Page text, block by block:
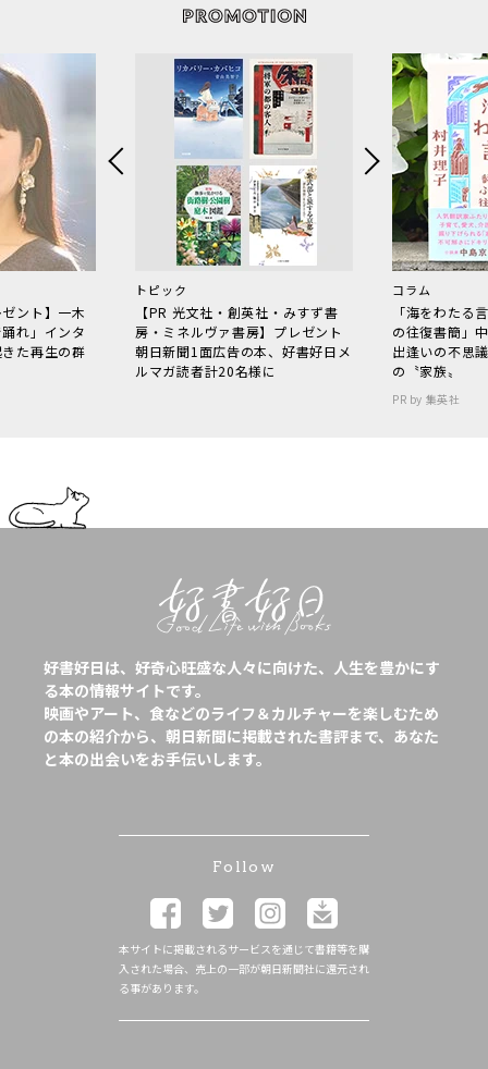
ント】一木
れ」インタ
た再生の群
トピック
【PR 光文社・創英社・みすず書
房・ミネルヴァ書房】プレゼント
朝日新聞1面広告の本、好書好日メ
ルマガ読者計20名様に
コラム
「海をわた
の往復書簡」
出逢いの不思
の〝家族〟
PR by 集英社
好書好日は、好奇心旺盛な人々に向けた、人生を豊かにす
る本の情報サイトです。
映画やアート、食などのライフ＆カルチャーを楽しむため
の本の紹介から、朝日新聞に掲載された書評まで、あなた
と本の出会いをお手伝いします。
Follow
本サイトに掲載されるサービスを通じて書籍等を購
入された場合、売上の一部が朝日新聞社に還元され
る事があります。